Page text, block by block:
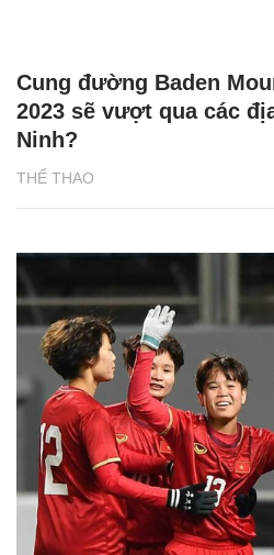
THỂ THAO
Cung đường Baden
2023 sẽ vượt qua các
Ninh?